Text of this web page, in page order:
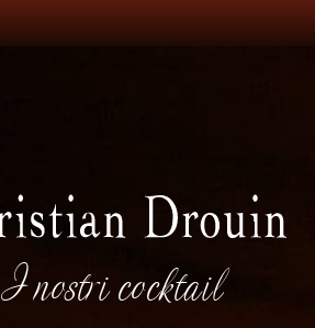
I nostri cocktail